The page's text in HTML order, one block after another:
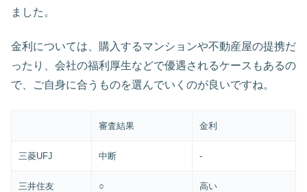
ました。
金利については、購入するマンションや不動産屋の提携だ
ったり、会社の福利厚生などで優遇されるケースもあるの
で、ご自身に合うものを選んでいくのが良いですね。
審査結果 金利
三菱UFJ 中断 ‐
三井住友 ○ 高い